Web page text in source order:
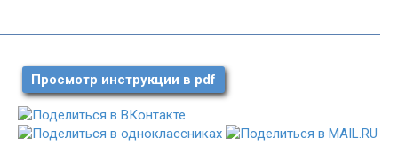
Просмотр инструкции в pdf